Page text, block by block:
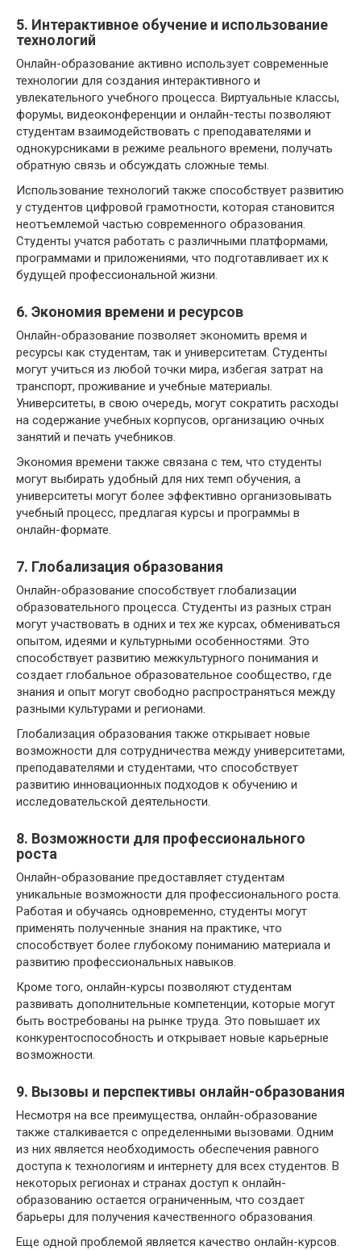
5. Интерактивное обучение и использование
технологий
Онлайн-образование активно использует современные
технологии для создания интерактивного и
увлекательного учебного процесса. Виртуальные классы,
форумы, видеоконференции и онлайн-тесты позволяют
студентам взаимодействовать с преподавателями и
однокурсниками в режиме реального времени, получать
обратную связь и обсуждать сложные темы.
Использование технологий также способствует развитию
у студентов цифровой грамотности, которая становится
неотъемлемой частью современного образования.
Студенты учатся работать с различными платформами,
программами и приложениями, что подготавливает их к
будущей профессиональной жизни.
6. Экономия времени и ресурсов
Онлайн-образование позволяет экономить время и
ресурсы как студентам, так и университетам. Студенты
могут учиться из любой точки мира, избегая затрат на
транспорт, проживание и учебные материалы.
Университеты, в свою очередь, могут сократить расходы
на содержание учебных корпусов, организацию очных
занятий и печать учебников.
Экономия времени также связана с тем, что студенты
могут выбирать удобный для них темп обучения, а
университеты могут более эффективно организовывать
учебный процесс, предлагая курсы и программы в
онлайн-формате.
7. Глобализация образования
Онлайн-образование способствует глобализации
образовательного процесса. Студенты из разных стран
могут участвовать в одних и тех же курсах, обмениваться
опытом, идеями и культурными особенностями. Это
способствует развитию межкультурного понимания и
создает глобальное образовательное сообщество, где
знания и опыт могут свободно распространяться между
разными культурами и регионами.
Глобализация образования также открывает новые
возможности для сотрудничества между университетами,
преподавателями и студентами, что способствует
развитию инновационных подходов к обучению и
исследовательской деятельности.
8. Возможности для профессионального
роста
Онлайн-образование предоставляет студентам
уникальные возможности для профессионального роста.
Работая и обучаясь одновременно, студенты могут
применять полученные знания на практике, что
способствует более глубокому пониманию материала и
развитию профессиональных навыков.
Кроме того, онлайн-курсы позволяют студентам
развивать дополнительные компетенции, которые могут
быть востребованы на рынке труда. Это повышает их
конкурентоспособность и открывает новые карьерные
возможности.
9. Вызовы и перспективы онлайн-образования
Несмотря на все преимущества, онлайн-образование
также сталкивается с определенными вызовами. Одним
из них является необходимость обеспечения равного
доступа к технологиям и интернету для всех студентов. В
некоторых регионах и странах доступ к онлайн-
образованию остается ограниченным, что создает
барьеры для получения качественного образования.
Еще одной проблемой является качество онлайн-курсов.